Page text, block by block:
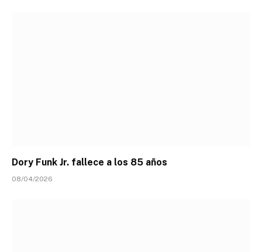
Dory Funk Jr. fallece a los 85 años
08/04/2026